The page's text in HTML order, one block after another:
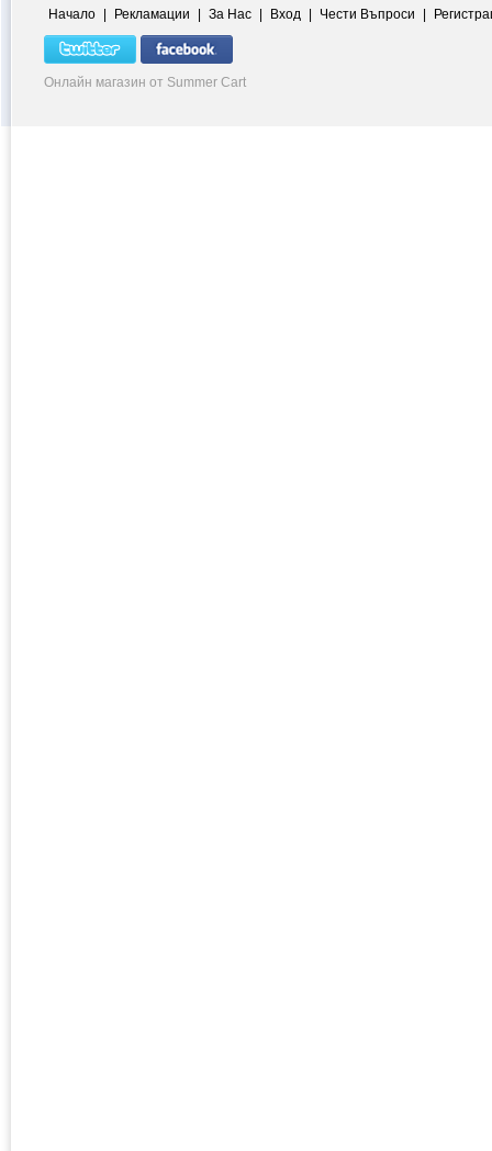
Начало | Рекламации | За Нас | Вход | Чести Въпроси |
Онлайн магазин от Summer Cart